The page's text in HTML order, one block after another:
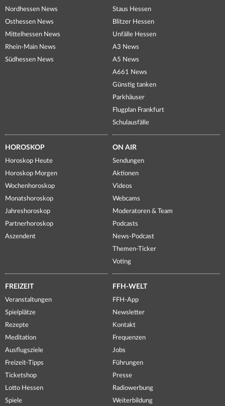
Nordhessen News
Osthessen News
Mittelhessen News
Rhein-Main News
Südhessen News
Staus Hessen
Blitzer Hessen
Unfälle Hessen
A3 News
A5 News
A661 News
Günstig tanken
Parkhäuser
Flugplan Frankfurt
Schulausfälle
HOROSKOP
Horoskop Heute
Horoskop Morgen
Wochenhoroskop
Monatshoroskop
Jahreshoroskop
Partnerhoroskop
Aszendent
ON AIR
Sendungen
Aktionen
Videos
Webcams
Moderatoren & Team
Podcasts
News-Podcast
Themen-Ticker
Voting
FREIZEIT
Veranstaltungen
Spielplätze
Rezepte
Meditation
Ausflugsziele
Freizeit-Tipps
Ticketshop
Lotto Hessen
Spiele
FFH-WELT
FFH-App
Newsletter
Kontakt
Frequenzen
Jobs
Führungen
Presse
Radiowerbung
Weiterbildung